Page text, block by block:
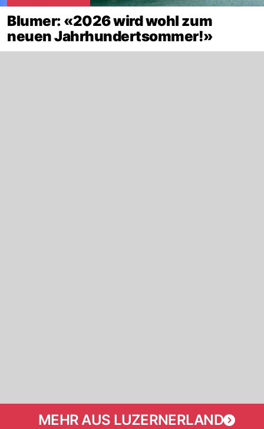
Blumer: «2026 wird wohl zum
neuen Jahrhundertsommer!»
MEHR AUS LUZERNERLAND